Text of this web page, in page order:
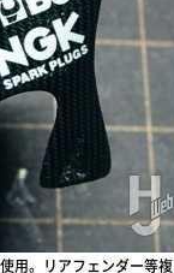
用。リアフェンダー等複